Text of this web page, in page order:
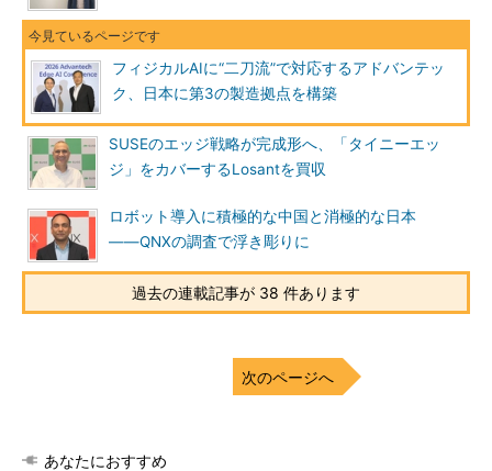
フィジカルAIに“二刀流”で対応するアドバンテッ
ク、日本に第3の製造拠点を構築
SUSEのエッジ戦略が完成形へ、「タイニーエッ
ジ」をカバーするLosantを買収
ロボット導入に積極的な中国と消極的な日本
――QNXの調査で浮き彫りに
過去の連載記事が 38 件あります
次のページへ
あなたにおすすめ